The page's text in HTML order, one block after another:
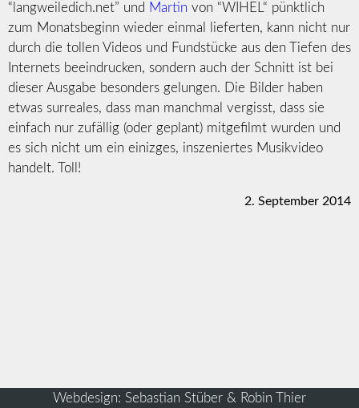
“langweiledich.net” und Martin von “WIHEL“ pünktlich
zum Monatsbeginn wieder einmal lieferten, kann nicht nur
durch die tollen Videos und Fundstücke aus den Tiefen des
Internets beeindrucken, sondern auch der Schnitt ist bei
dieser Ausgabe besonders gelungen. Die Bilder haben
etwas surreales, dass man manchmal vergisst, dass sie
einfach nur zufällig (oder geplant) mitgefilmt wurden und
es sich nicht um ein einizges, inszeniertes Musikvideo
handelt. Toll!
2. September 2014
Webdesign: Sebastian Stüber & Robin Thier